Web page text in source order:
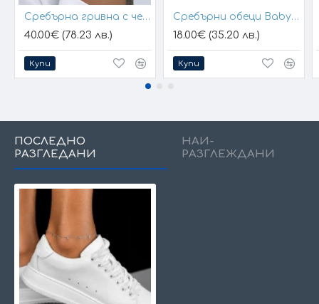
Сребърна гривна с черен конец и позлатени топчета
40.00€ (78.23 лв.)
Купи
Сребърни обеци Baby Hands
18.00€ (35.20 лв.)
Купи
ПОСЛЕДНО
РАЗГЛЕДАНИ
НАЙ-
РАЗГЛЕЖДАНИ